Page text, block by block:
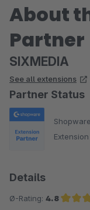
About
Partner
SIXMEDIA
See all extensions
Partner Status
Shopware
Details
Ø-Rating: 4.8